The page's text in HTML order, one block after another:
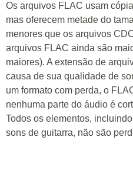
Os arquivos FLAC usam
mas oferecem metade do
menores que os arquivos
arquivos FLAC ainda são
maiores). A extensão de
causa de sua qualidade de
um formato com perda, o
nenhuma parte do áudio é
Todos os elementos,
sons de guitarra, não são